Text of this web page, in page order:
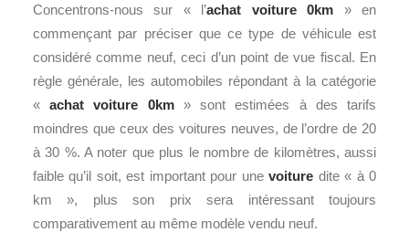
Concentrons-nous sur « l’achat voiture 0km » en
commençant par préciser que ce type de véhicule est
considéré comme neuf, ceci d’un point de vue fiscal. En
règle générale, les automobiles répondant à la catégorie
«achat voiture 0km» sont estimées à des tarifs
moindres que ceux des voitures neuves, de l’ordre de 20
à 30 %. A noter que plus le nombre de kilomètres, aussi
faible qu’il soit, est important pour unevoiture dite « à 0
km », plus son prix sera intéressant toujours
comparativement au même modèle vendu neuf.